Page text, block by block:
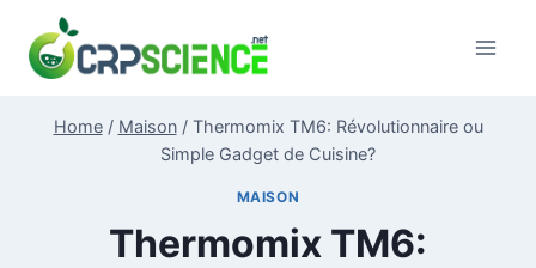
content
Home / Maison / Thermomix TM6: Révolutionnaire ou
Simple Gadget de Cuisine?
MAISON
Thermomix TM6: